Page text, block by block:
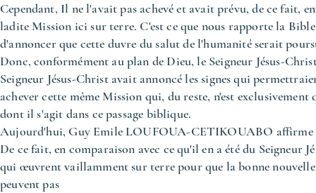
Cependant, Il ne l'avait pas achevé et avait prévu, de ce fait,
ladite Mission ici sur terre. C'est ce que nous rapporte la Bible
d'annoncer que cette duvre du salut de l'humanité serait
Donc, conformément au plan de Dieu, le Seigneur Jésus-
Seigneur Jésus-Christ avait annoncé les signes qui
achever cette même Mission qui, du reste, n'est exclusivement
dont il s'agit dans ce passage biblique.
Aujourd'hui, Guy Emile LOUFOUA-CETIKOUABO affirme
De ce fait, en comparaison avec ce qu'il en a été du Seigneur
qui œuvrent vaillamment sur terre pour que la bonne
peuvent pas